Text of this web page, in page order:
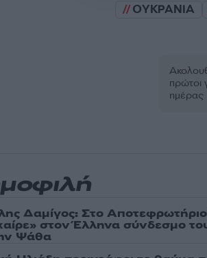
ΟΥΚΡΑΝΙΑ
πρώτοι
ημέρας
Δαμίγος: Στο
στον Έλληνα σύνδεσμο
Ψάθα